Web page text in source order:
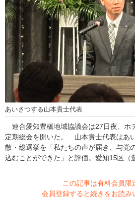
あいさつする山本貴士代表
連合愛知豊橋地域協議会は27日夜、ホ
定期総会を開いた。 山本貴士代表はあ
散・総選挙を「私たちの声が届き、与党
込むことができた」と評価。愛知15区（
この記事は有料会員限
会員登録すると続きをお読み